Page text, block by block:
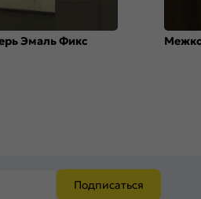
Эмаль Фикс
Подписаться